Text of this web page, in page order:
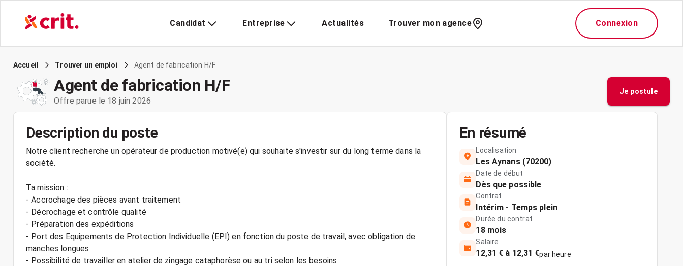
Candidat Entreprise Actualités Trouver mon agence Connexion
Accueil Trouver un emploi Agent de fabrication H/F
Agent de fabrication H/F
Offre parue le 18 juin 2026
Je postule
Description du poste
Notre client recherche un opérateur de production motivé(e) qui souhaite s'investir sur du long terme dans la
société.
Ta mission :
- Accrochage des pièces avant traitement
- Décrochage et contrôle qualité
- Préparation des expéditions
- Port des Equipements de Protection Individuelle (EPI) en fonction du poste de travail, avec obligation de
manches longues
- Possibilité de travailler en atelier de zingage cataphorèse ou au tri selon les besoins
En résumé
Localisation
Les Aynans (70200)
Date de début
Dès que possible
Contrat
Intérim - Temps plein
Durée du contrat
18 mois
Salaire
12,31 € à 12,31 €par heure